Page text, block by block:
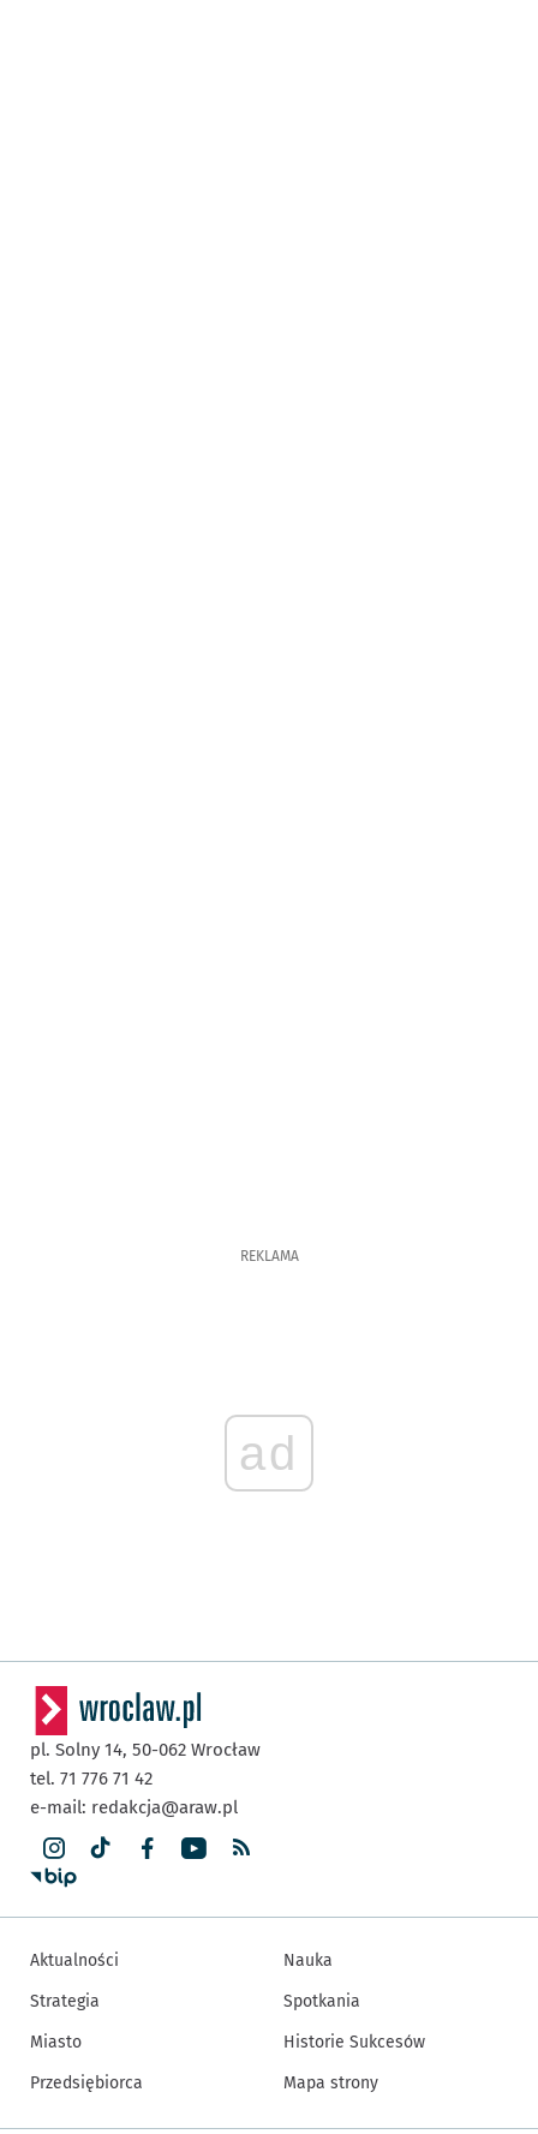
REKLAMA
ad
pl. Solny 14, 50-062 Wrocław
tel. 71 776 71 42
e-mail: redakcja@araw.pl
Aktualności
Strategia
Miasto
Przedsiębiorca
Nauka
Spotkania
Historie Sukcesów
Mapa strony